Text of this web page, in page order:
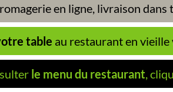
en ligne, livraison dans
table au restaurant en vieille
le menu du restaurant ,